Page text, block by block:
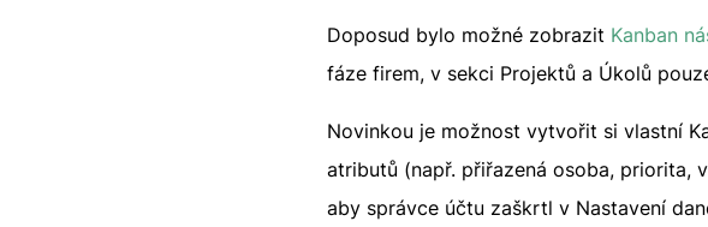
Doposud bylo možné zobrazit Kanban
fáze firem, v sekci Projektů a Úkolů
Novinkou je možnost vytvořit si vlastní
atributů (např. přiřazená osoba, priorita,
aby správce účtu zaškrtl v Nastavení